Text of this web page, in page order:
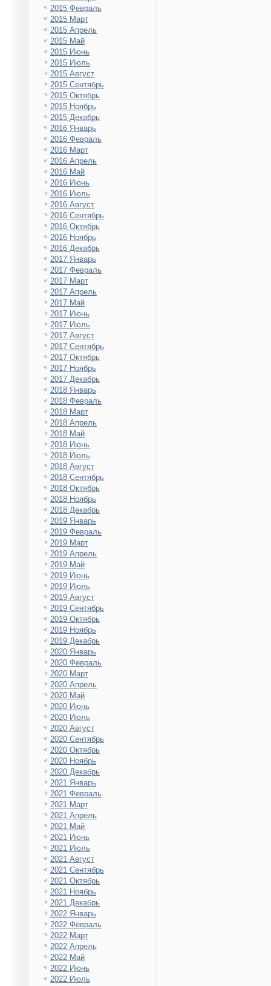
2015 Февраль
2015 Март
2015 Апрель
2015 Май
2015 Июнь
2015 Июль
2015 Август
2015 Сентябрь
2015 Октябрь
2015 Ноябрь
2015 Декабрь
2016 Январь
2016 Февраль
2016 Март
2016 Апрель
2016 Май
2016 Июнь
2016 Июль
2016 Август
2016 Сентябрь
2016 Октябрь
2016 Ноябрь
2016 Декабрь
2017 Январь
2017 Февраль
2017 Март
2017 Апрель
2017 Май
2017 Июнь
2017 Июль
2017 Август
2017 Сентябрь
2017 Октябрь
2017 Ноябрь
2017 Декабрь
2018 Январь
2018 Февраль
2018 Март
2018 Апрель
2018 Май
2018 Июнь
2018 Июль
2018 Август
2018 Сентябрь
2018 Октябрь
2018 Ноябрь
2018 Декабрь
2019 Январь
2019 Февраль
2019 Март
2019 Апрель
2019 Май
2019 Июнь
2019 Июль
2019 Август
2019 Сентябрь
2019 Октябрь
2019 Ноябрь
2019 Декабрь
2020 Январь
2020 Февраль
2020 Март
2020 Апрель
2020 Май
2020 Июнь
2020 Июль
2020 Август
2020 Сентябрь
2020 Октябрь
2020 Ноябрь
2020 Декабрь
2021 Январь
2021 Февраль
2021 Март
2021 Апрель
2021 Май
2021 Июнь
2021 Июль
2021 Август
2021 Сентябрь
2021 Октябрь
2021 Ноябрь
2021 Декабрь
2022 Январь
2022 Февраль
2022 Март
2022 Апрель
2022 Май
2022 Июнь
2022 Июль